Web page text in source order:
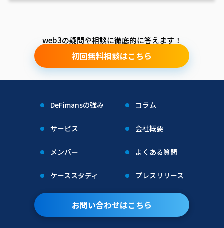
web3の疑問や相談に徹底的に答えます！
初回無料相談はこちら
DeFimansの強み コラム
サービス 会社概要
メンバー よくある質問
ケーススタディ プレスリリース
お問い合わせはこちら